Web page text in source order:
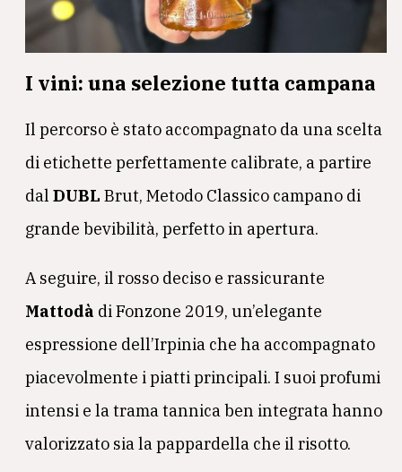
I vini: una selezione tutta campana
Il percorso è stato accompagnato da una scelta
di etichette perfettamente calibrate, a partire
dal DUBL Brut, Metodo Classico campano di
grande bevibilità, perfetto in apertura.
A seguire, il rosso deciso e rassicurante
Mattodà di Fonzone 2019, un’elegante
espressione dell’Irpinia che ha accompagnato
piacevolmente i piatti principali. I suoi profumi
intensi e la trama tannica ben integrata hanno
valorizzato sia la pappardella che il risotto.